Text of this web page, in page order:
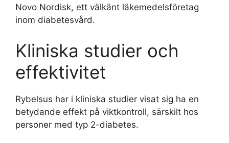
Novo Nordisk, ett välkänt läkemedelsföretag
inom diabetesvård.
Kliniska studier och
effektivitet
Rybelsus har i kliniska studier visat sig ha en
betydande effekt på viktkontroll, särskilt hos
personer med typ 2-diabetes.